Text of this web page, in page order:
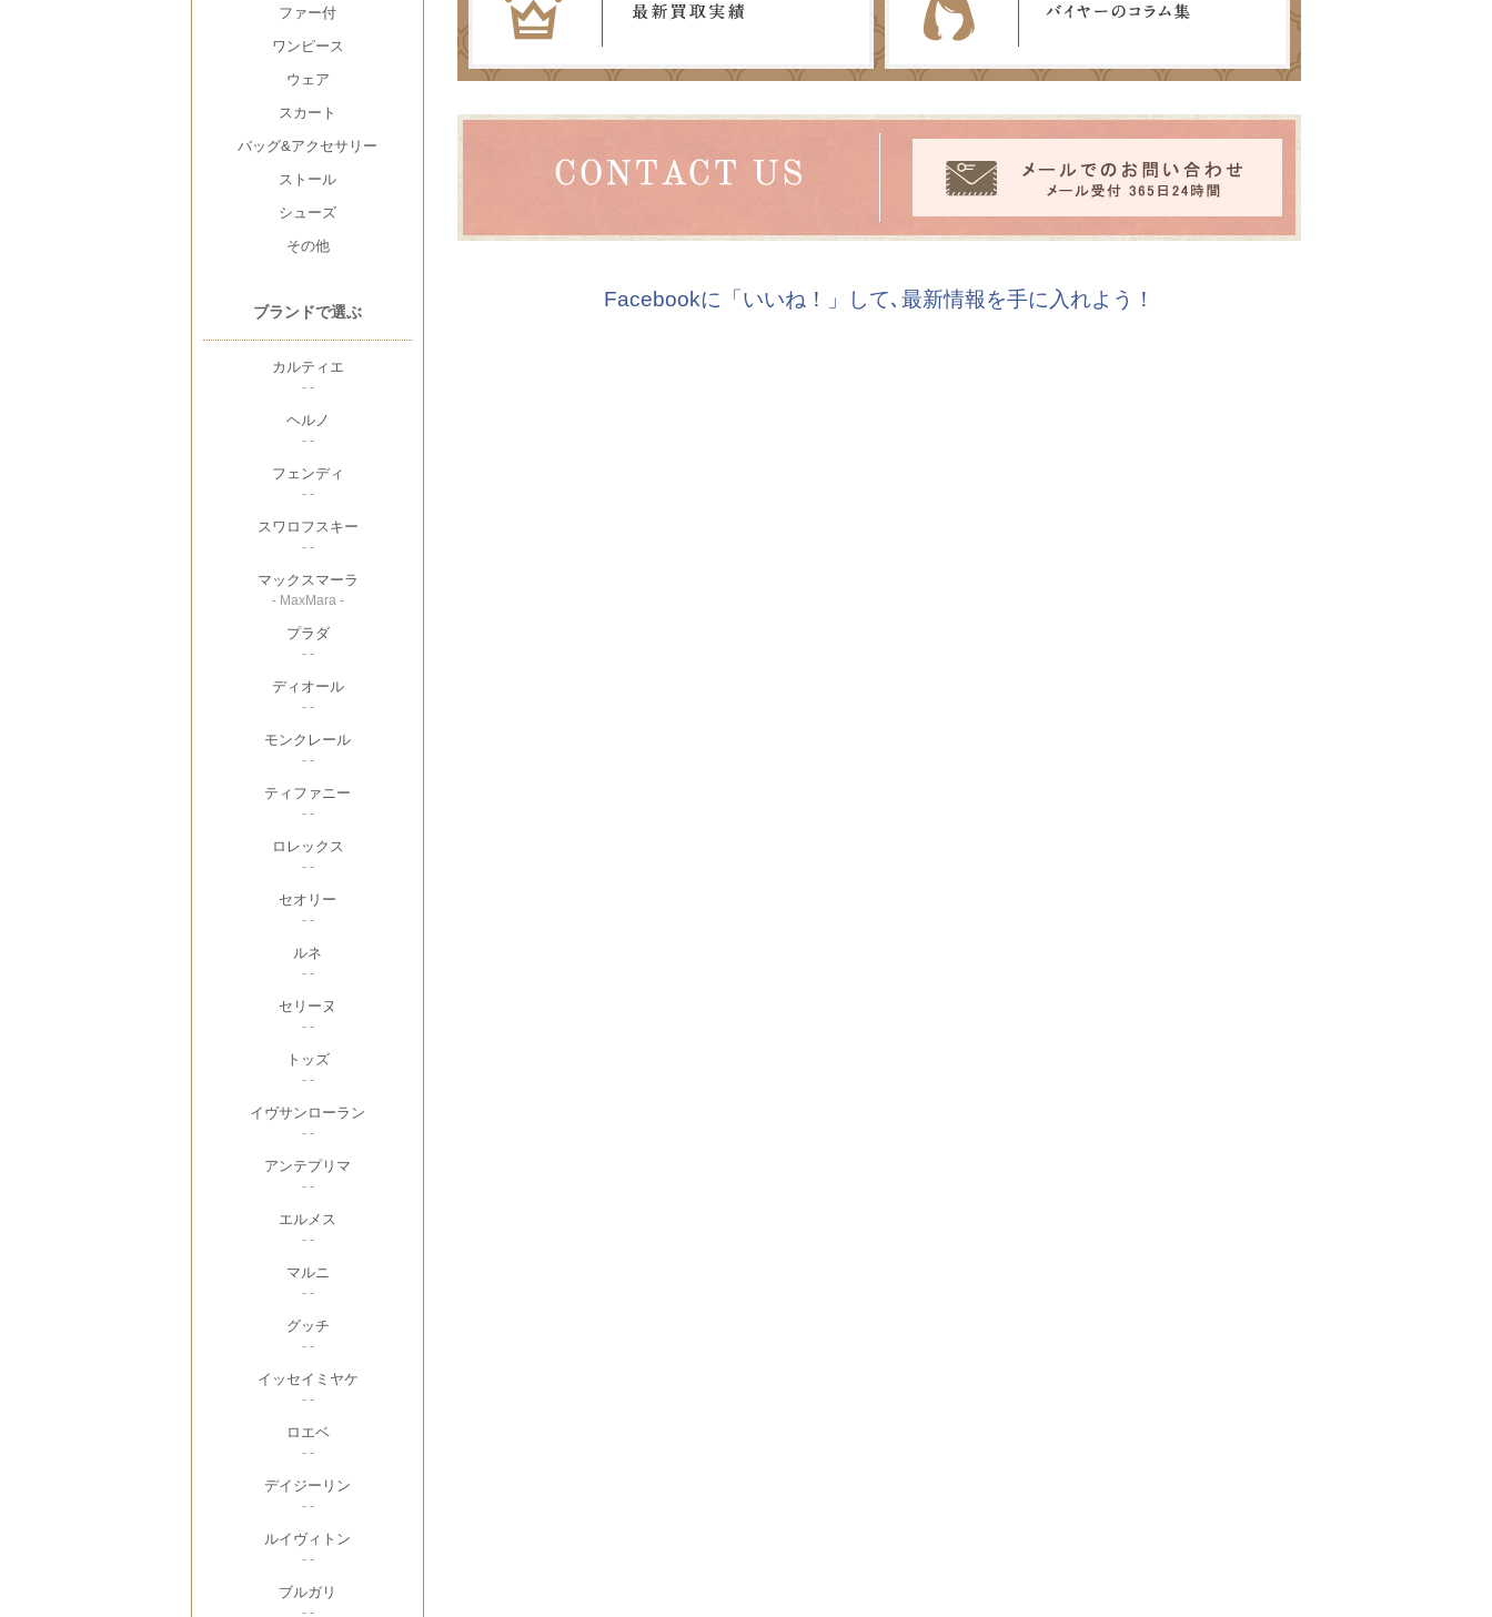
Facebookに「いいね！」して､最新情報を手に入れよう！
ファー付
ワンピース
ウェア
スカート
バッグ&アクセサリー
ストール
シューズ
その他
ブランドで選ぶ
カルティエ
- -
ヘルノ
- -
フェンディ
- -
スワロフスキー
- -
マックスマーラ
- MaxMara -
プラダ
- -
ディオール
- -
モンクレール
- -
ティファニー
- -
ロレックス
- -
セオリー
- -
ルネ
- -
セリーヌ
- -
トッズ
- -
イヴサンローラン
- -
アンテプリマ
- -
エルメス
- -
マルニ
- -
グッチ
- -
イッセイミヤケ
- -
ロエベ
- -
デイジーリン
- -
ルイヴィトン
- -
ブルガリ
- -